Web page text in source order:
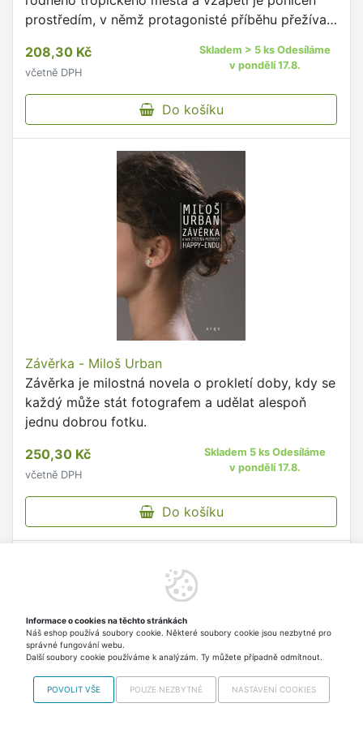
prostředím, v němž protagonisté příběhu přežívají
sexuálním turistům …
208,30 Kč
včetně DPH
Skladem > 5 ks Odesíláme
v pondělí 17.8.
Do košíku
Závěrka - Miloš Urban
Závěrka je milostná novela o prokletí doby, kdy se
každý může stát fotografem a udělat alespoň
jednu dobrou fotku.
250,30 Kč
včetně DPH
Skladem 5 ks Odesíláme
v pondělí 17.8.
Do košíku
Informace o cookies na těchto stránkách
Náš eshop používá soubory cookie. Některé soubory cookie jsou nezbytné pro
správné fungování webu.
Další soubory cookie používáme k analýzám. Ty můžete případně odmítnout.
POVOLIT VŠE POUZE NEZBYTNÉ NASTAVENÍ COOKIES